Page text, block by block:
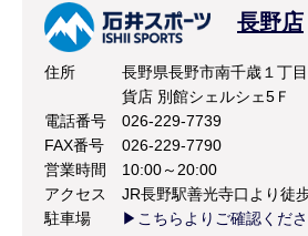
長野店
住所
長野県長野市南千歳１丁
貨店 別館シェルシェ5Ｆ
電話番号
026-229-7739
FAX番号
026-229-7790
営業時間
10:00～20:00
アクセス
JR長野駅善光寺口より徒
駐車場
▶こちらよりご確認くだ